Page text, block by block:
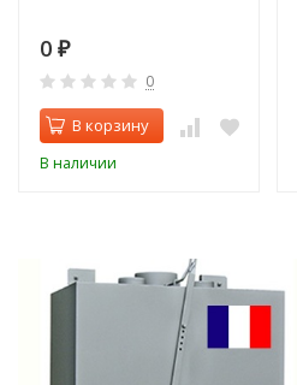
0 ₽
0
В корзину
В наличии